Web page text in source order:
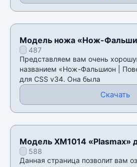
Модель ножа «Нож-
Поверхностная закалка» для
487
Представляем вам очень
названием «Нож-Фальшион |
для CSS v34. Она была
Скачать
Модель XM1014 «Plasmax»
588
Данная страница позволит вам